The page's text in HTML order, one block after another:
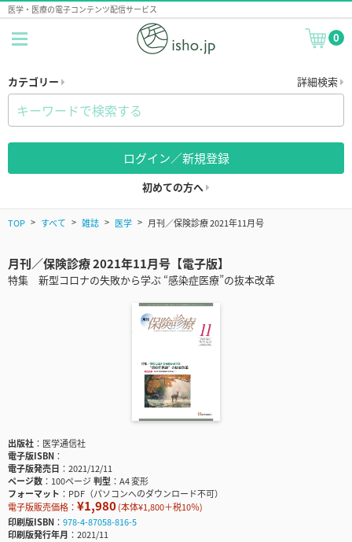
医学・医療の電子コンテンツ配信サービス
0
カテゴリー 詳細検索
ログイン／新規登録
初めての方へ
TOP すべて 雑誌 医学 月刊／保険診療 2021年11月号
月刊／保険診療 2021年11月号【電子版】
特集 新型コロナの失敗から学ぶ “感染症医療”の抜本改革
出版社
医学通信社
電子版ISBN
電子版発売日
2021/12/11
ページ数
100ページ判型
A4 変形
フォーマット
PDF（パソコンへのダウンロード不可）
電子版販売価格： ¥1,980(本体¥1,800＋税10％)
印刷版ISBN
978-4-87058-816-5
印刷版発行年月
2021/11